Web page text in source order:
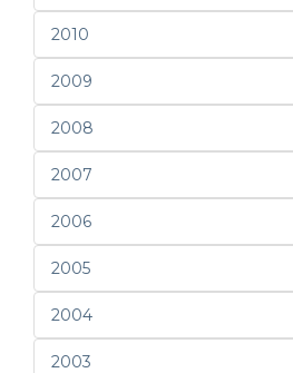
2010
2009
2008
2007
2006
2005
2004
2003